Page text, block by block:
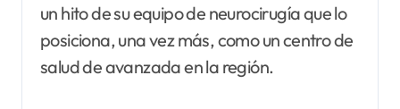
un hito de su equipo de neurocirugía que lo
posiciona, una vez más, como un centro de
salud de avanzada en la región.